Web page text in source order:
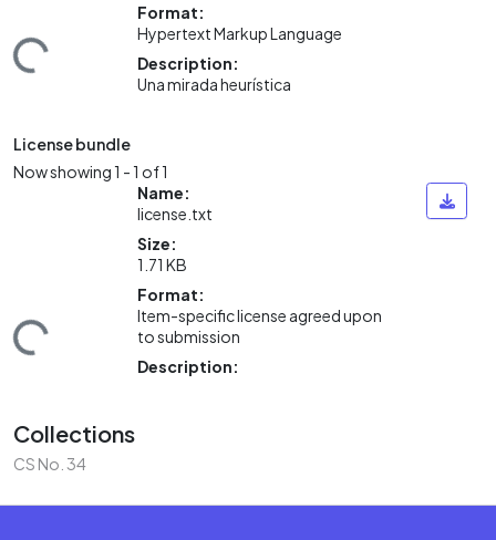
Format:
Hypertext Markup Language
Description:
Una mirada heurística
License bundle
Now showing1 - 1 of 1
Name:
license.txt
Size:
1.71 KB
Format:
Item-specific license agreed upon
to submission
Description:
Collections
CS No. 34